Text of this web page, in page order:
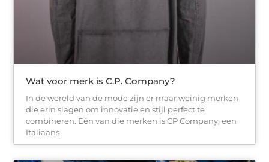
Wat voor merk is C.P. Company?
In de wereld van de mode zijn er maar weinig merken
die erin slagen om innovatie en stijl perfect te
combineren. Eén van die merken is CP Company, een
Italiaans